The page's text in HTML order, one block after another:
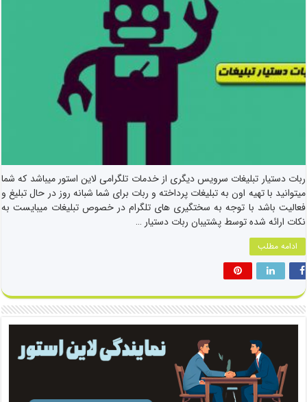
ربات دستیار تبلیغات سرویس دیگری از خدمات تلگرامی لاین استور میباشد که شما
میتوانید با تهیه اون به تبلیغات پرداخته و ربات برای شما شبانه روز در حال تبلیغ و
فعالیت باشد با توجه به سختگیری های تلگرام در خصوص تبلیغات میبایست به
نکات ارائه شده توسط پشتیبان ربات دستیار …
ادامه مطلب